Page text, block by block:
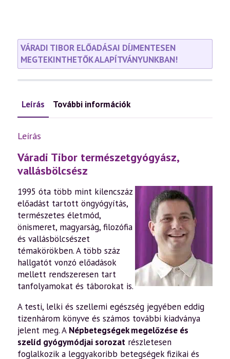
VÁRADI TIBOR ELŐADÁSAI DÍJMENTESEN
MEGTEKINTHETŐK ALAPÍTVÁNYUNKBAN!
Leírás További információk
Leírás
Váradi Tibor természetgyógyász,
vallásbölcsész
1995 óta több mint kilencszáz
előadást tartott öngyógyítás,
természetes életmód,
önismeret, magyarság, filozófia
és vallásbölcsészet
témakörökben. A több száz
hallgatót vonzó előadások
mellett rendszeresen tart
tanfolyamokat és táborokat is.
A testi, lelki és szellemi egészség jegyében eddig
tizenhárom könyve és számos további kiadványa
jelent meg. A Népbetegségek megelőzése és
szelíd gyógymódjai sorozat részletesen
foglalkozik a leggyakoribb betegségek fizikai és